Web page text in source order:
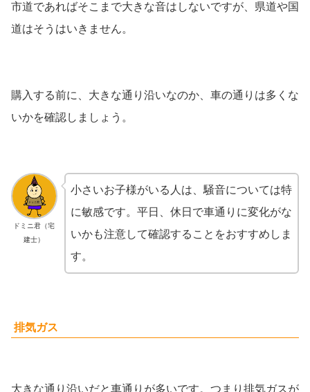
市道であればそこまで大きな音はしないですが、県道や国
道はそうはいきません。
購入する前に、大きな通り沿いなのか、車の通りは多くな
いかを確認しましょう。
ドミニ君（宅
建士）
小さいお子様がいる人は、騒音については特
に敏感です。平日、休日で車通りに変化がな
いかも注意して確認することをおすすめしま
す。
排気ガス
大きな通り沿いだと車通りが多いです。つまり排気ガスが